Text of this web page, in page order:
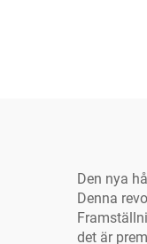
Den nya
Denna
det är